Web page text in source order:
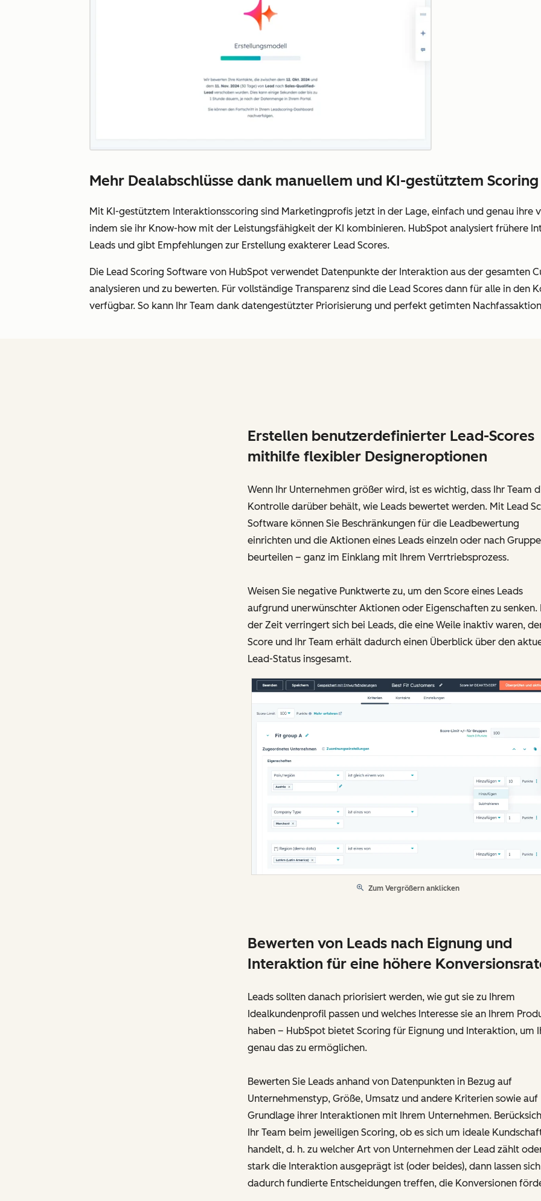
Mehr Dealabschlüsse dank manuellem und KI-gestütztem Scoring
Mit KI-gestütztem Interaktionsscoring sind Marketingprofis jetzt in der Lage, einfach und genau ihre
indem sie ihr Know-how mit der Leistungsfähigkeit der KI kombinieren. HubSpot analysiert frühere
Leads und gibt Empfehlungen zur Erstellung exakterer Lead Scores.
Die Lead Scoring Software von HubSpot verwendet Datenpunkte der Interaktion aus der gesamten
analysieren und zu bewerten. Für vollständige Transparenz sind die Lead Scores dann für alle in den
verfügbar. So kann Ihr Team dank datengestützter Priorisierung und perfekt getimten
Erstellen benutzerdefinierter Lead-Scores
mithilfe flexibler Designeroptionen
Wenn Ihr Unternehmen größer wird, ist es wichtig, dass Ihr Team
Kontrolle darüber behält, wie Leads bewertet werden. Mit Lead
Software können Sie Beschränkungen für die Leadbewertung
einrichten und die Aktionen eines Leads einzeln oder nach
beurteilen – ganz im Einklang mit Ihrem Verrtriebsprozess.
Weisen Sie negative Punktwerte zu, um den Score eines Leads
aufgrund unerwünschter Aktionen oder Eigenschaften zu senken.
der Zeit verringert sich bei Leads, die eine Weile inaktiv waren,
Score und Ihr Team erhält dadurch einen Überblick über den
Lead-Status insgesamt.
Zum Vergrößern anklicken
Bewerten von Leads nach Eignung und
Interaktion für eine höhere
Leads sollten danach priorisiert werden, wie gut sie zu Ihrem
Idealkundenprofil passen und welches Interesse sie an Ihrem
haben – HubSpot bietet Scoring für Eignung und Interaktion, um
genau das zu ermöglichen.
Bewerten Sie Leads anhand von Datenpunkten in Bezug auf
Unternehmenstyp, Größe, Umsatz und andere Kriterien sowie auf
Grundlage ihrer Interaktionen mit Ihrem Unternehmen.
Ihr Team beim jeweiligen Scoring, ob es sich um ideale
handelt, d. h. zu welcher Art von Unternehmen der Lead zählt
stark die Interaktion ausgeprägt ist (oder beides), dann lassen sich
dadurch fundierte Entscheidungen treffen, die Konversionen